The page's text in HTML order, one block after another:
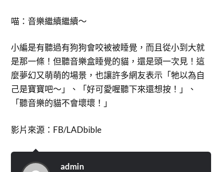
喵：音樂繼續繼續～
小編是有聽過有狗狗會咬被被睡覺，而且從小到大就
是那一條！但聽音樂盒睡覺的貓，還是頭一次見！這
麼夢幻又萌萌的場景，也讓許多網友表示「牠以為自
己是寶寶吧～」、「好可愛喔聽下來還想按！」、
「聽音樂的貓不會壞壞！」
影片來源：FB/LADbible
admin